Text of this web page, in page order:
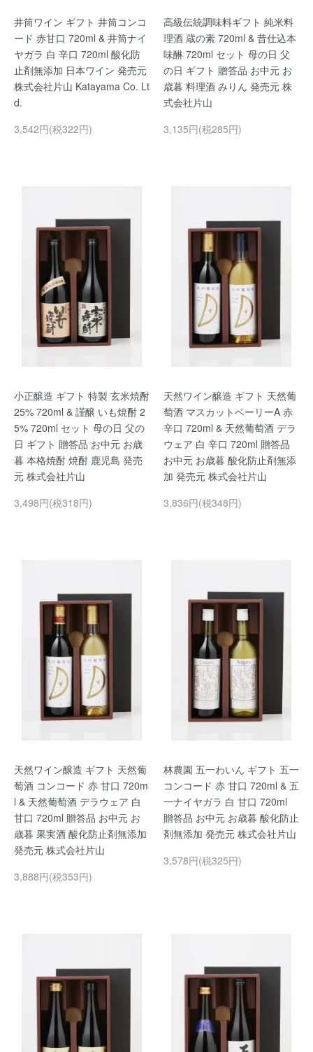
井筒ワイン ギフト 井筒コンコ
ード 赤甘口 720ml & 井筒ナイ
ヤガラ 白 辛口 720ml 酸化防
止剤無添加 日本ワイン 発売元
株式会社片山 Katayama Co. Lt
d.
3,542円(税322円)
高級伝統調味料ギフト 純米料
理酒 蔵の素 720ml & 昔仕込本
味醂 720ml セット 母の日 父
の日 ギフト 贈答品 お中元 お
歳暮 料理酒 みりん 発売元 株
式会社片山
3,135円(税285円)
小正醸造 ギフト 特製 玄米焼酎
25% 720ml & 謹醸 いも焼酎 2
5% 720ml セット 母の日 父の
日 ギフト 贈答品 お中元 お歳
暮 本格焼酎 焼酎 鹿児島 発売
元 株式会社片山
3,498円(税318円)
天然ワイン醸造 ギフト 天然葡
萄酒 マスカットベーリーA 赤
辛口 720ml & 天然葡萄酒 デラ
ウェア 白 辛口 720ml 贈答品
お中元 お歳暮 酸化防止剤無添
加 発売元 株式会社片山
3,836円(税348円)
天然ワイン醸造 ギフト 天然葡
萄酒 コンコード 赤 甘口 720m
l & 天然葡萄酒 デラウェア 白
甘口 720ml 贈答品 お中元 お
歳暮 果実酒 酸化防止剤無添加
発売元 株式会社片山
3,888円(税353円)
林農園 五一わいん ギフト 五一
コンコード 赤 甘口 720ml & 五
一ナイヤガラ 白 甘口 720ml
贈答品 お中元 お歳暮 酸化防止
剤無添加 発売元 株式会社片山
3,578円(税325円)